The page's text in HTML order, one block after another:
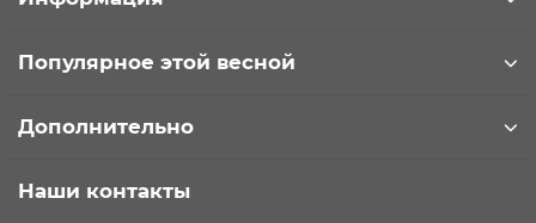
Популярное этой весной
Дополнительно
Наши контакты